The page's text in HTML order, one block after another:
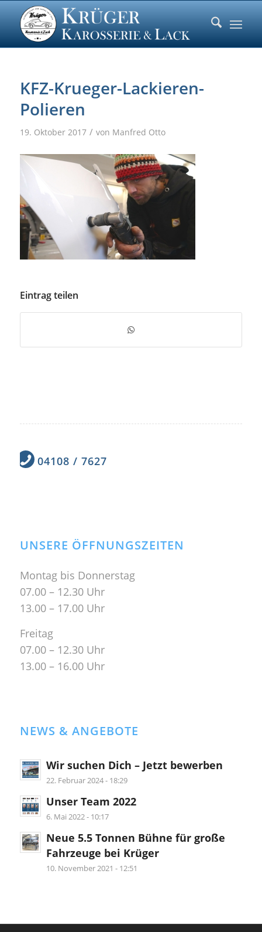
KFZ-Krueger-Lackieren-
Polieren
19. Oktober 2017 / von Manfred Otto
Eintrag teilen
04108 / 7627
UNSERE ÖFFNUNGSZEITEN
Montag bis Donnerstag
07.00 – 12.30 Uhr
13.00 – 17.00 Uhr
Freitag
07.00 – 12.30 Uhr
13.00 – 16.00 Uhr
NEWS & ANGEBOTE
Wir suchen Dich – Jetzt bewerben
22. Februar 2024 - 18:29
Unser Team 2022
6. Mai 2022 - 10:17
Neue 5.5 Tonnen Bühne für große
Fahrzeuge bei Krüger
10. November 2021 - 12:51